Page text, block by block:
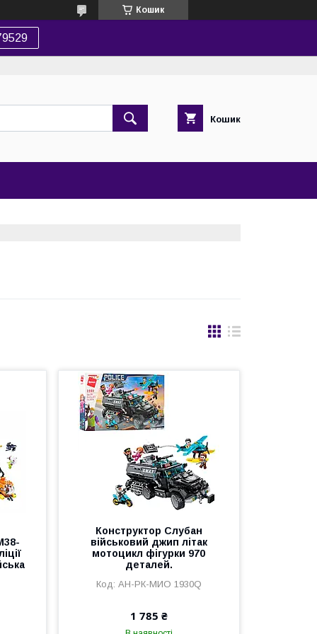
Кошик
Кошик
Конструктор Слубан
військовий джип літак
мотоцикл фігурки 970
деталей.
АН-РК-МИО 1930Q
1 785 ₴